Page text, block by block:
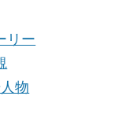
リー
物